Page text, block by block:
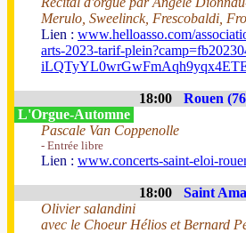
Merulo, Sweelinck, Frescobaldi,
Lien : www.helloasso.com/
arts-2023-tarif-
18:00 Rouen
L'Orgue-Automne
Pascale Van Coppenolle
- Entrée libre
Lien : www.concerts-saint-eloi-
18:00
Saint
Olivier salandini
avec le Choeur Hélios et Bernard